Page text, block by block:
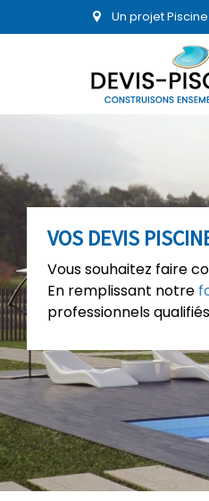
Un projet
VOS DEVIS
Vous souhaitez faire
En remplissant notre
professionnels